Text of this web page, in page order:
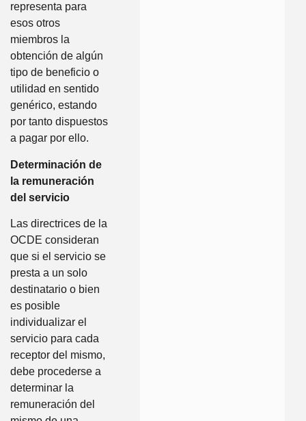
representa para
esos otros
miembros la
obtención de algún
tipo de beneficio o
utilidad en sentido
genérico, estando
por tanto dispuestos
a pagar por ello.
Determinación de
la remuneración
del servicio
Las directrices de la
OCDE consideran
que si el servicio se
presta a un solo
destinatario o bien
es posible
individualizar el
servicio para cada
receptor del mismo,
debe procederse a
determinar la
remuneración del